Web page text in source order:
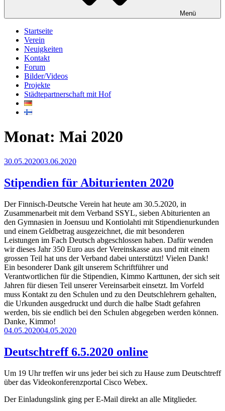
Menü
Startseite
Verein
Neuigkeiten
Kontakt
Forum
Bilder/Videos
Projekte
Städtepartnerschaft mit Hof
Monat: Mai 2020
Veröffentlicht
30.05.202003.06.2020
Stipendien für Abiturienten 2020
Der Finnisch-Deutsche Verein hat heute am 30.5.2020, in
Zusammenarbeit mit dem Verband SSYL, sieben Abiturienten an
den Gymnasien in Joensuu und Kontiolahti mit Stipendienurkunden
und einem Geldbetrag ausgezeichnet, die mit besonderen
Leistungen im Fach Deutsch abgeschlossen haben. Dafür wenden
wir dieses Jahr 350 Euro aus der Vereinskasse aus und mit einem
grossen Teil hat uns der Verband dabei unterstützt! Vielen Dank!
Ein besonderer Dank gilt unserem Schriftführer und
Verantwortlichen für die Stipendien, Kimmo Karttunen, der sich seit
Jahren für diesen Teil unserer Vereinsarbeit einsetzt. Im Vorfeld
muss Kontakt zu den Schulen und zu den Deutschlehrern gehalten,
die Urkunden ausgedruckt und durch die halbe Stadt gefahren
werden, bis sie endlich bei den Schulen abgegeben werden können.
Danke, Kimmo!
Veröffentlicht
04.05.202004.05.2020
Deutschtreff 6.5.2020 online
Um 19 Uhr treffen wir uns jeder bei sich zu Hause zum Deutschtreff
über das Videokonferenzportal Cisco Webex.
Der Einladungslink ging per E-Mail direkt an alle Mitglieder.